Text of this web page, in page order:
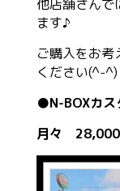
他店舗さんで
ます♪
ご購入をお考
ください(^-^)
●N-BOXカス
月々